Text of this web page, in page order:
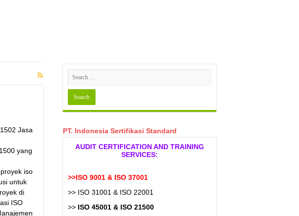
Jasa
yang
iso
untuk
di
ISO
PT. Indonesia Sertifikasi Standard
AUDIT CERTIFICATION AND TRAINING
SERVICES:
>>ISO 9001 & ISO 37001
>> ISO 31001 & ISO 22001
>> ISO 45001 & ISO 21500